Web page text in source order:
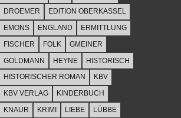
DROEMER
EDITION OBERKASSEL
EMONS
ENGLAND
ERMITTLUNG
FISCHER
FOLK
GMEINER
GOLDMANN
HEYNE
HISTORISCH
HISTORISCHER ROMAN
KBV
KBV VERLAG
KINDERBUCH
KNAUR
KRIMI LIEBE LÜBBE